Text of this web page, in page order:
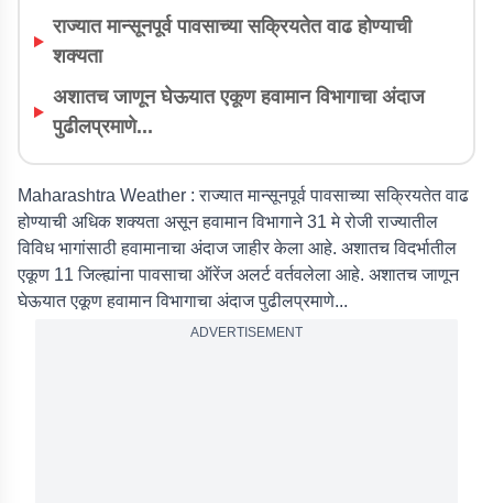
राज्यात मान्सूनपूर्व पावसाच्या सक्रियतेत वाढ होण्याची
शक्यता
अशातच जाणून घेऊयात एकूण हवामान विभागाचा अंदाज
पुढीलप्रमाणे...
Maharashtra Weather : राज्यात मान्सूनपूर्व पावसाच्या सक्रियतेत वाढ
होण्याची अधिक शक्यता असून हवामान विभागाने 31 मे रोजी राज्यातील
विविध भागांसाठी हवामानाचा अंदाज जाहीर केला आहे. अशातच विदर्भातील
एकूण 11 जिल्ह्यांना पावसाचा ऑरेंज अलर्ट वर्तवलेला आहे. अशातच जाणून
घेऊयात एकूण हवामान विभागाचा अंदाज पुढीलप्रमाणे...
ADVERTISEMENT